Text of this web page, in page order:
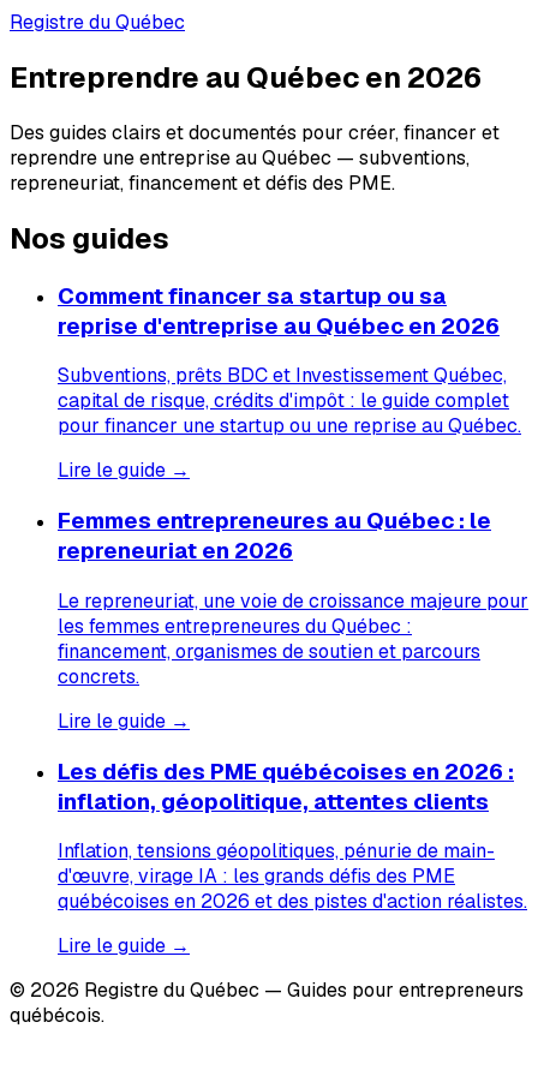
Registre du Québec
Entreprendre au Québec en 2026
Des guides clairs et documentés pour créer, financer et
reprendre une entreprise au Québec — subventions,
repreneuriat, financement et défis des PME.
Nos guides
Comment financer sa startup ou sa
reprise d'entreprise au Québec en 2026
Subventions, prêts BDC et Investissement Québec,
capital de risque, crédits d'impôt : le guide complet
pour financer une startup ou une reprise au Québec.
Lire le guide →
Femmes entrepreneures au Québec : le
repreneuriat en 2026
Le repreneuriat, une voie de croissance majeure pour
les femmes entrepreneures du Québec :
financement, organismes de soutien et parcours
concrets.
Lire le guide →
Les défis des PME québécoises en 2026 :
inflation, géopolitique, attentes clients
Inflation, tensions géopolitiques, pénurie de main-
d'œuvre, virage IA : les grands défis des PME
québécoises en 2026 et des pistes d'action réalistes.
Lire le guide →
© 2026 Registre du Québec — Guides pour entrepreneurs
québécois.